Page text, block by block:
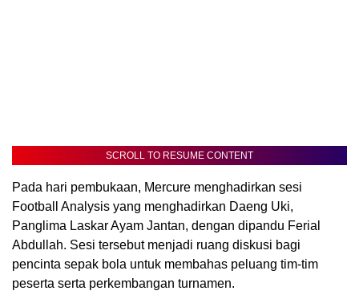
SCROLL TO RESUME CONTENT
Pada hari pembukaan, Mercure menghadirkan sesi
Football Analysis yang menghadirkan Daeng Uki,
Panglima Laskar Ayam Jantan, dengan dipandu Ferial
Abdullah. Sesi tersebut menjadi ruang diskusi bagi
pencinta sepak bola untuk membahas peluang tim-tim
peserta serta perkembangan turnamen.